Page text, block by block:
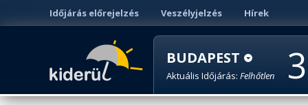
Időjárás előrejelzés Veszélyjelzés Hírek
BUDAPEST
Aktuális Időjárás: Felhőtlen